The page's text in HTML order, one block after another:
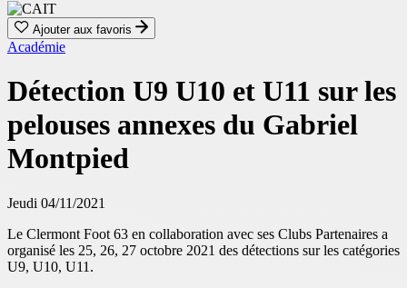
Ajouter aux favoris
Académie
Détection U9 U10 et U11 sur les
pelouses annexes du Gabriel
Montpied
Jeudi 04/11/2021
Le Clermont Foot 63 en collaboration avec ses Clubs Partenaires a
organisé les 25, 26, 27 octobre 2021 des détections sur les catégories
U9, U10, U11.